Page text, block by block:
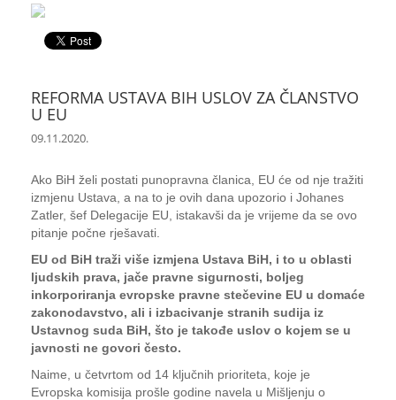
REFORMA USTAVA BIH USLOV ZA ČLANSTVO
U EU
09.11.2020.
Ako BiH želi postati punopravna članica, EU će od nje tražiti
izmjenu Ustava, a na to je ovih dana upozorio i Johanes
Zatler, šef Delegacije EU, istakavši da je vrijeme da se ovo
pitanje počne rješavati.
EU od BiH traži više izmjena Ustava BiH, i to u oblasti
ljudskih prava, jače pravne sigurnosti, boljeg
inkorporiranja evropske pravne stečevine EU u domaće
zakonodavstvo, ali i izbacivanje stranih sudija iz
Ustavnog suda BiH, što je takođe uslov o kojem se u
javnosti ne govori često.
Naime, u četvrtom od 14 ključnih prioriteta, koje je
Evropska komisija prošle godine navela u Mišljenju o